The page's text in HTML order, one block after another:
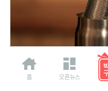
홈 오픈뉴스